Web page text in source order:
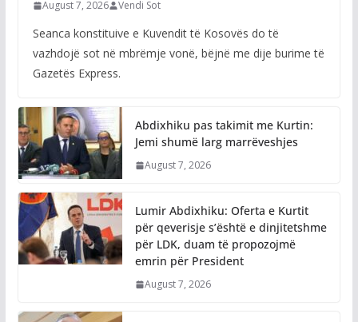
Seanca konstituive e Kuvendit të Kosovës do të
vazhdojë sot në mbrëmje vonë, bëjnë me dije burime të
Abdixhiku pas takimit me Kurtin:
Lumir Abdixhiku: Oferta e Kurtit
për qeverisje s’është e dinjitetshme
për LDK, duam të propozojmë